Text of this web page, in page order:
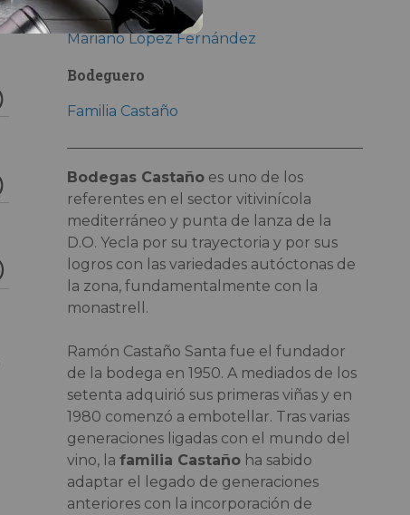
Mariano López Fernández
Bodeguero
Familia Castaño
Bodegas Castañoes uno de los
referentes en el sector vitivinícola
mediterráneo y punta de lanza de la
D.O. Yecla por su trayectoria y por sus
logros con las variedades autóctonas de
la zona, fundamentalmente con la
monastrell.
Ramón Castaño Santa fue el fundador
de la bodega en 1950. A mediados de los
setenta adquirió sus primeras viñas y en
1980 comenzó a embotellar. Tras varias
generaciones ligadas con el mundo del
vino, la familia Castañoha sabido
adaptar el legado de generaciones
anteriores con la incorporación de